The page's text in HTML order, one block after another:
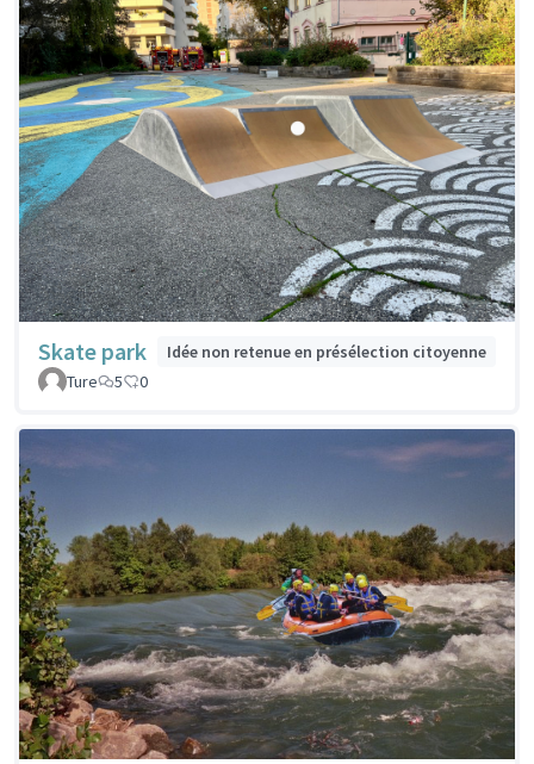
Skate park
Idée non retenue en présélection citoyenne
Ture
5 0